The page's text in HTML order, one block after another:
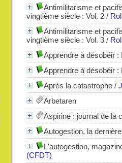
Antimilitarisme et
vingtième siècle : Vol. 2 /
Antimilitarisme et
vingtième siècle : Vol. 3 /
Apprendre à désobéir
Apprendre à désobéir
Après la catastrophe /
Arbetaren
Aspirine : journal de la
Autogestion, la
L'autogestion,
(CFDT)